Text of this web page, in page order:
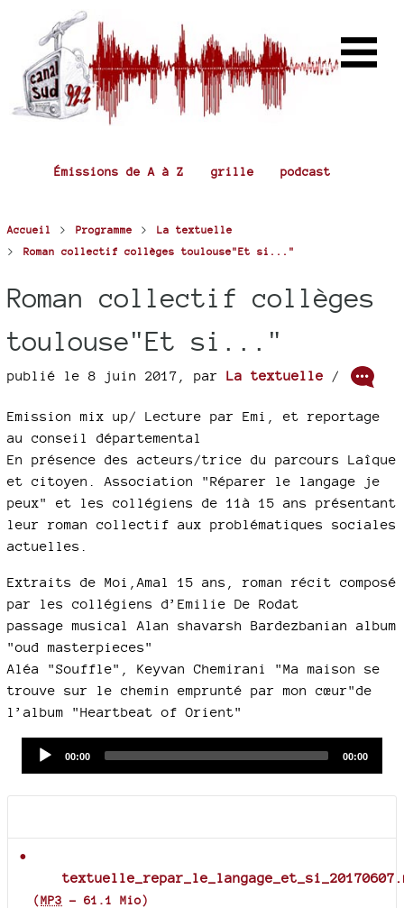
Émissions de A à Z grille podcast
Accueil > Programme > La textuelle
> Roman collectif collèges toulouse"Et si..."
Roman collectif collèges
toulouse"Et si..."
publié le 8 juin 2017 par La textuelle /
Emission mix up/ Lecture par Emi, et reportage
au conseil départemental
En présence des acteurs/trice du parcours Laîque
et citoyen. Association "Réparer le langage je
peux" et les collégiens de 11à 15 ans présentant
leur roman collectif aux problématiques sociales
actuelles.
Extraits de Moi,Amal 15 ans, roman récit composé
par les collégiens d’Emilie De Rodat
passage musical Alan shavarsh Bardezbanian album
"oud masterpieces"
Aléa "Souffle", Keyvan Chemirani "Ma maison se
trouve sur le chemin emprunté par mon cœur"de
l’album "Heartbeat of Orient"
Current
00:00
Total
00:00
(MP3 - 61.1 Mio)